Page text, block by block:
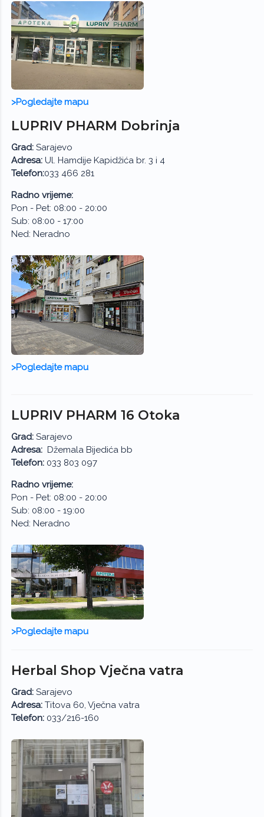
>Pogledajte mapu
LUPRIV PHARM Dobrinja
Grad: Sarajevo
Adresa: Ul. Hamdije Kapidžića br. 3 i 4
Telefon:033 466 281
Radno vrijeme:
Pon - Pet: 08:00 - 20:00
Sub: 08:00 - 17:00
Ned: Neradno
>Pogledajte mapu
LUPRIV PHARM 16 Otoka
Grad: Sarajevo
Adresa: Džemala Bijedića bb
Telefon: 033 803 097
Radno vrijeme:
Pon - Pet: 08:00 - 20:00
Sub: 08:00 - 19:00
Ned: Neradno
>Pogledajte mapu
Herbal Shop Vječna vatra
Grad: Sarajevo
Adresa: Titova 60, Vječna vatra
Telefon: 033/216-160